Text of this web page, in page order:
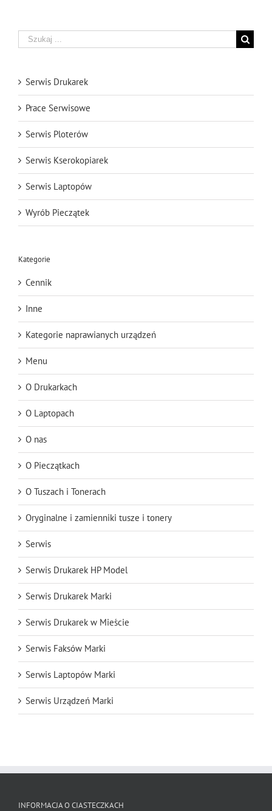
Szukaj
Serwis Drukarek
Prace Serwisowe
Serwis Ploterów
Serwis Kserokopiarek
Serwis Laptopów
Wyrób Pieczątek
Kategorie
Cennik
Inne
Kategorie naprawianych urządzeń
Menu
O Drukarkach
O Laptopach
O nas
O Pieczątkach
O Tuszach i Tonerach
Oryginalne i zamienniki tusze i tonery
Serwis
Serwis Drukarek HP Model
Serwis Drukarek Marki
Serwis Drukarek w Mieście
Serwis Faksów Marki
Serwis Laptopów Marki
Serwis Urządzeń Marki
INFORMACJA O CIASTECZKACH